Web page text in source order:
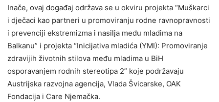
Inače, ovaj događaj održava se u okviru projekta “Muškarci
i dječaci kao partneri u promoviranju rodne ravnopravnosti
i prevenciji ekstremizma i nasilja među mladima na
Balkanu” i projekta “Inicijativa mladića (YMI): Promoviranje
zdravijih životnih stilova među mladima u BiH
osporavanjem rodnih stereotipa 2” koje podržavaju
Austrijska razvojna agencija, Vlada Švicarske, OAK
Fondacija i Care Njemačka.